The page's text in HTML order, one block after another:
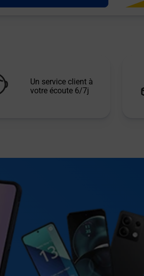
Un service client à
votre écoute 6/7j